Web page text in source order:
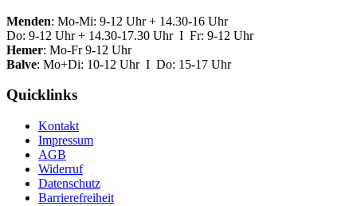
Menden: Mo-Mi: 9-12 Uhr + 14.30-16 Uhr
Do: 9-12 Uhr + 14.30-17.30 Uhr I Fr: 9-12 Uhr
Hemer: Mo-Fr 9-12 Uhr
Balve: Mo+Di: 10-12 Uhr I Do: 15-17 Uhr
Quicklinks
Kontakt
Impressum
AGB
Widerruf
Datenschutz
Barrierefreiheit